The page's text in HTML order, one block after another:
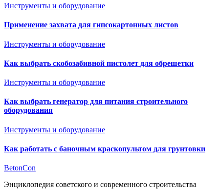
Инструменты и оборудование
Применение захвата для гипсокартонных листов
Инструменты и оборудование
Как выбрать скобозабивной пистолет для обрешетки
Инструменты и оборудование
Как выбрать генератор для питания строительного
оборудования
Инструменты и оборудование
Как работать с баночным краскопультом для грунтовки
BetonCon
Энциклопедия советского и современного строительства